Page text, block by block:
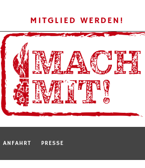
MITGLIED WERDEN!
ANFAHRT PRESSE